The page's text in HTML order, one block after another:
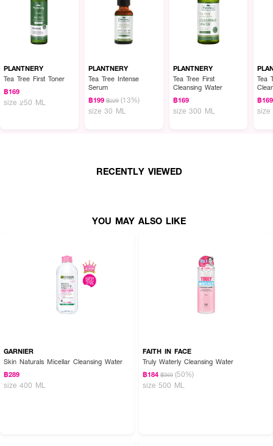
ผลลัพธ์ที่ได้:
PLANTNERY Tea Tree Acne Micellar Cleansing Water คลีนซิ่งสูตรน้ำ ที่
รวมคุณสมบัติแบบ All-in-One ทำความสะอาดผิวอย่างล้ำลึก พร้อมบำรุงผิวที่มี
แนวโน้มเป็นสิว ด้วยเทคโนโลยี Gentle Micellar ทำหน้าที่เหมือนแม่เหล็ก ดูดจับ
ได้ง่ายดายโดยไม่ต้องถูแรง ลดการเสียดสีผิว ผสาน Organic Tea Tree Oil ปลูก
แบบธรรมชาติ ช่วยดูแลผิวที่มีปัญหาสิว พร้อม BHA (Salicylic Acid) และ Zinc
PCA ที่ช่วยดูแลความมันส่วนเกิน ให้ผิวสะอาดสดชื่น พร้อมปลอบประโลมผิวด้วย
Witch Hazel และ ไฮยาลูรอนโมเลกุลเล็ก ช่วยให้ผิวนุ่ม ชุ่มชื้น รูขุมขนแลดูกระชับ
สูตรนี้ไม่มีสารระคายเคืองทั่วไป เช่น สารลดแรงตึงผิวที่มีประจุ และผ่านการทดสอบ
· สูตรอ่อนโยน ใช้ได้แม้ผิวบอบบาง
· FDA Registration No.: 24-1-6600040895
· ปริมาณ: 400 ml. x 2ชิ้น
· เช็ดเบาๆ บริเวณใบหน้าและลำคอ เพื่อขจัดคราบเครื่องสำอางและสิ่งสกปรก
· ไม่จำเป็นต้องล้างน้ำซ้ำ (เว้นแต่คุณต้องการความรู้สึกสดชื่น)
PLANTNERY
Tea Tree First Toner
฿169
size 250 ML
PLANTNERY
Tea Tree Intense
Serum
฿199 ฿229 (13%)
size 30 ML
PLANTNERY
Tea Tree First
Cleansing Water
฿169
size 300 ML
Tea
฿169
size
RECENTLY VIEWED
YOU MAY ALSO LIKE
GARNIER
Skin Naturals Micellar Cleansing Water
฿289
size 400 ML
FAITH IN FACE
Truly Waterly Cleansing Water
฿184 ฿369 (50%)
size 500 ML